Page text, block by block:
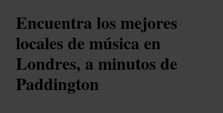
Encuentra los mejores
locales de música en
Londres, a minutos de
Paddington